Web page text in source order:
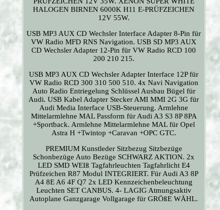
HALOGEN BIRNEN 6000K H11 E-PRÜFZEICHEN
12V 55W.
USB MP3 AUX CD Wechsler Interface Adapter 8-Pin für
VW Radio MFD RNS Navigation. USB SD MP3 AUX
CD Wechsler Adapter 12-Pin für VW Radio RCD 100
200 210 215.
USB MP3 AUX CD Wechsler Adapter Interface 12P für
VW Radio RCD 300 310 500 510. 4x Navi Navigation
Auto Radio Entriegelung Schlüssel Ausbau Bügel für
Audi. USB Kabel Adapter Stecker AMI MMI 2G 3G für
Audi Media Interface USB-Steuerung. Armlehne
Mittelarmlehne MAL Passform für Audi A3 S3 8P 8PA
+Sportback. Armlehne Mittelarmlehne MAL für Opel
Astra H +Twintop +Caravan +OPC GTC.
PREMIUM Kunstleder Sitzbezug Sitzbezüge
Schonbezüge Auto Bezüge SCHWARZ AKTION. 2x
LED SMD WEIß Tagfahrleuchten Tagfahrlicht E4
Prüfzeichen R87 Modul INTEGRIERT. Für Audi A3 8P
A4 8E A6 4F Q7 2x LED Kennzeichenbeleuchtung
Leuchten SET CANBUS. 4- LAGIG Atmungsaktiv
Autoplane Ganzgarage Vollgarage für GRÖßE WÄHL.